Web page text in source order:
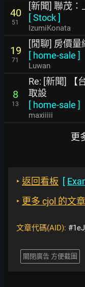
40
51
[新聞] 聯茂
[Stock]
IzumiKonata
19
71
[閒聊] 房價
[ home-sale ]
Luwan
8
13
Re: [新聞] 【
取設
[ home-sale ]
maxiiiii
更
‣ 返回看板 [
‣ 更多 cjol 的文章
文章代碼(AID):
關閉廣告 方便截圖